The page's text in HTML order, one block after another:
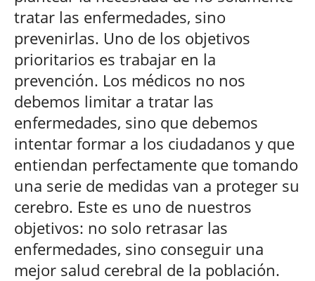
tratar las enfermedades, sino
prevenirlas. Uno de los objetivos
prioritarios es trabajar en la
prevención. Los médicos no nos
debemos limitar a tratar las
enfermedades, sino que debemos
intentar formar a los ciudadanos y que
entiendan perfectamente que tomando
una serie de medidas van a proteger su
cerebro. Este es uno de nuestros
objetivos: no solo retrasar las
enfermedades, sino conseguir una
mejor salud cerebral de la población.